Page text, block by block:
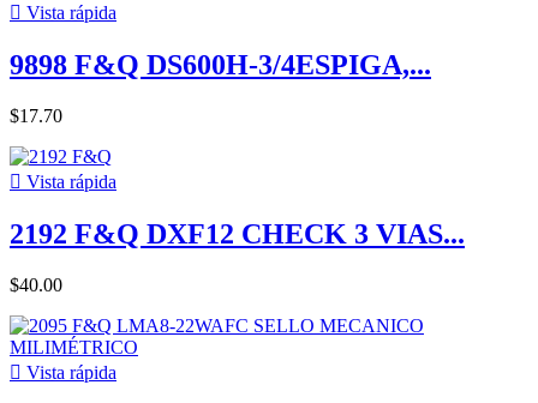
 Vista rápida
9898 F&Q DS600H-3/4ESPIGA,...
$17.70
 Vista rápida
2192 F&Q DXF12 CHECK 3 VIAS...
$40.00
 Vista rápida